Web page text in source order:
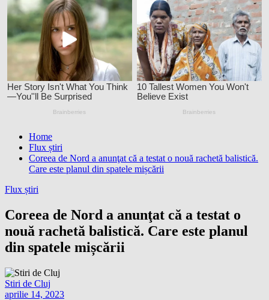
Home
Flux știri
Coreea de Nord a anunţat că a testat o nouă rachetă balistică.
Care este planul din spatele mișcării
Flux știri
Coreea de Nord a anunţat că a testat o
nouă rachetă balistică. Care este planul
din spatele mișcării
Stiri de Cluj
aprilie 14, 2023